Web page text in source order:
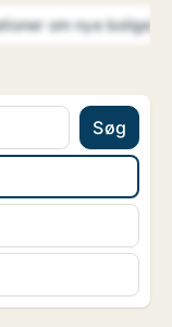
om nye boliger
Søg